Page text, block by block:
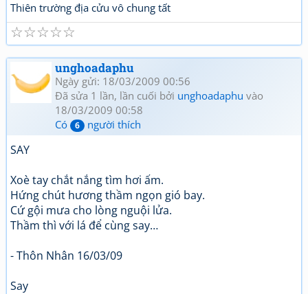
Thiên trường địa cửu vô chung tất
☆
☆
☆
☆
☆
unghoadaphu
Ngày gửi: 18/03/2009 00:56
Đã sửa 1 lần, lần cuối bởi unghoadaphu vào
18/03/2009 00:58
Có
6 người thích
SAY
Xoè tay chắt nắng tìm hơi ấm.
Hứng chút hương thầm ngọn gió bay.
Cứ gội mưa cho lòng nguội lửa.
Thầm thì với lá để cùng say…
- Thôn Nhân 16/03/09
Say